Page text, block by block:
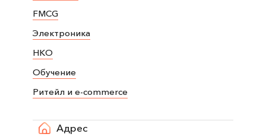
FMCG
Электроника
НКО
Обучение
Ритейл и e-commerce
Адрес